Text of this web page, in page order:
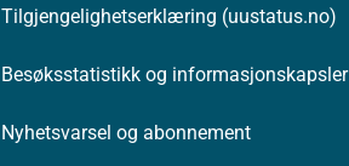
Tilgjengelighetserklæring (uustatus.no)
Besøksstatistikk og informasjonskapsler
Nyhetsvarsel og abonnement